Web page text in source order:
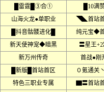
█雷霆█③合①
█10满
山海火龙●单职业
◥◣首站
█抖音骷髅进化█
纯元宝◆
新天使神宠◆暗黑
〓星王
新万州传奇
首战●刚
█新版█首站首区
０氪通关
特色三职业专属
▇〓首站